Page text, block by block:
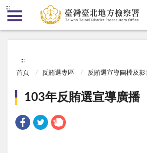
:::
:::
首頁 反賄選專區 反賄選宣導圖檔及
103年反賄選宣導廣播